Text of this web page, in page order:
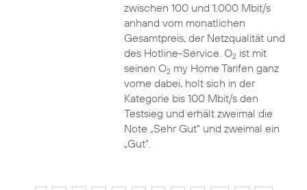
zwischen 100 und 1.000 Mbit/s
anhand vom monatlichen
Gesamtpreis, der Netzqualität und
des Hotline-Service. O2ist mit
seinen O2my Home Tarifen ganz
vorne dabei, holt sich in der
Kategorie bis 100 Mbit/s den
Testsieg und erhält zweimal die
Note „Sehr Gut“ und zweimal ein
„Gut“.